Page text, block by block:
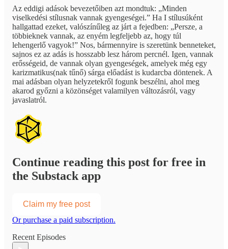
Az eddigi adások bevezetőiben azt mondtuk: „Minden
viselkedési stílusnak vannak gyengeségei.” Ha I stílusúként
hallgattad ezeket, valószínűleg az járt a fejedben: „Persze, a
többieknek vannak, az enyém legfeljebb az, hogy túl
lehengerlő vagyok!” Nos, bármennyire is szeretünk benneteket,
sajnos ez az adás is hosszabb lesz három percnél. Igen, vannak
erősségeid, de vannak olyan gyengeségek, amelyek még egy
karizmatikus(nak tűnő) sárga előadást is kudarcba döntenek. A
mai adásban olyan helyzetekről fogunk beszélni, ahol meg
akarod győzni a közönséget valamilyen változásról, vagy
javaslatról.
Continue reading this post for free in
the Substack app
Claim my free post
Or purchase a paid subscription.
Recent Episodes